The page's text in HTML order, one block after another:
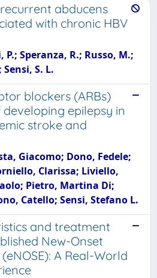
abducens
with chronic HBV
Speranza, R.; Russo, M.;
S. L.
blockers (ARBs)
epilepsy in
stroke and
Giacomo; Dono, Fedele;
Clarissa; Liviello,
Pietro, Martina Di;
Catello; Sensi, Stefano L.
and treatment
New-Onset
A Real-World